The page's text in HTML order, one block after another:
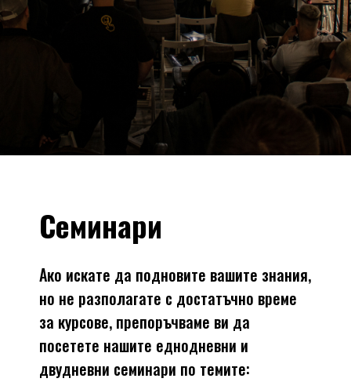
Семинари
Ако искате да подновите вашите знания,
но не разполагате с достатъчно време
за курсове, препоръчваме ви да
посетете нашите еднодневни и
двудневни семинари по темите: